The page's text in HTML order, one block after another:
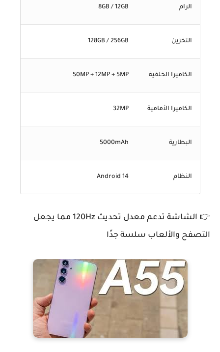
الرام 8GB / 12GB
التخزين 128GB / 256GB
الكاميرا الخلفية 50MP + 12MP + 5MP
الكاميرا الأمامية 32MP
البطارية 5000mAh
النظام Android 14
👉 الشاشة تدعم معدل تحديث 120Hz مما يجعل
التصفح والألعاب سلسة جدًا